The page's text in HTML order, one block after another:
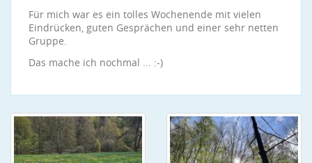
Für mich war es ein tolles Wochenende mit vielen
Eindrücken, guten Gesprächen und einer sehr netten
Gruppe.
Das mache ich nochmal ... :-)